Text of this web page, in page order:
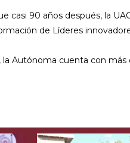
casi 90 años después, la
de Líderes
la Autónoma cuenta con